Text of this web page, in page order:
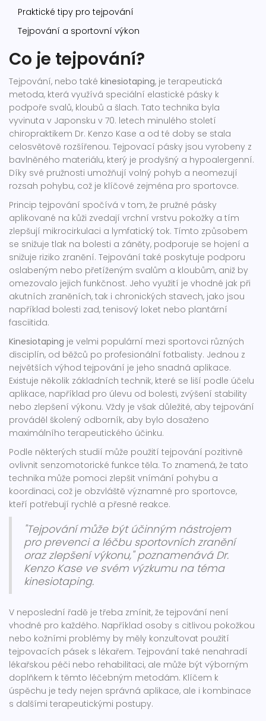
Praktické tipy pro tejpování
Tejpování a sportovní výkon
Co je tejpování?
Tejpování, nebo také kinesiotaping, je terapeutická
metoda, která využívá speciální elastické pásky k
podpoře svalů, kloubů a šlach. Tato technika byla
vyvinuta v Japonsku v 70. letech minulého století
chiropraktikem Dr. Kenzo Kase a od té doby se stala
celosvětově rozšířenou. Tejpovací pásky jsou vyrobeny z
bavlněného materiálu, který je prodyšný a hypoalergenní.
Díky své pružnosti umožňují volný pohyb a neomezují
rozsah pohybu, což je klíčové zejména pro sportovce.
Princip tejpování spočívá v tom, že pružné pásky
aplikované na kůži zvedají vrchní vrstvu pokožky a tím
zlepšují mikrocirkulaci a lymfatický tok. Tímto způsobem
se snižuje tlak na bolesti a záněty, podporuje se hojení a
snižuje riziko zranění. Tejpování také poskytuje podporu
oslabeným nebo přetíženým svalům a kloubům, aniž by
omezovalo jejich funkčnost. Jeho využití je vhodné jak při
akutních zraněních, tak i chronických stavech, jako jsou
například bolesti zad, tenisový loket nebo plantární
fasciitida.
Kinesiotaping je velmi populární mezi sportovci různých
disciplín, od běžců po profesionální fotbalisty. Jednou z
největších výhod tejpování je jeho snadná aplikace.
Existuje několik základních technik, které se liší podle účelu
aplikace, například pro úlevu od bolesti, zvýšení stability
nebo zlepšení výkonu. Vždy je však důležité, aby tejpování
prováděl školený odborník, aby bylo dosaženo
maximálního terapeutického účinku.
Podle některých studií může použití tejpování pozitivně
ovlivnit senzomotorické funkce těla. To znamená, že tato
technika může pomoci zlepšit vnímání pohybu a
koordinaci, což je obzvláště významné pro sportovce,
kteří potřebují rychlé a přesné reakce.
"Tejpování může být účinným nástrojem
pro prevenci a léčbu sportovních zranění
oraz zlepšení výkonu," poznamenává Dr.
Kenzo Kase ve svém výzkumu na téma
kinesiotaping.
V neposlední řadě je třeba zmínit, že tejpování není
vhodné pro každého. Například osoby s citlivou pokožkou
nebo kožními problémy by měly konzultovat použití
tejpovacích pásek s lékařem. Tejpování také nenahradí
lékařskou péči nebo rehabilitaci, ale může být výborným
doplňkem k těmto léčebným metodám. Klíčem k
úspěchu je tedy nejen správná aplikace, ale i kombinace
s dalšími terapeutickými postupy.